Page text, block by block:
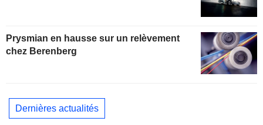
Prysmian en hausse sur un relèvement
chez Berenberg
Dernières actualités